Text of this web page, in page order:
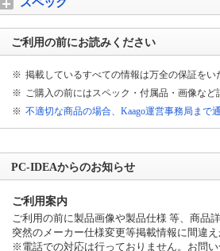
不具合等のご連絡をいただく際に、症状、商品の
ご利用の前にお読みください
※ 掲載しているすべての情報は万全の保証をい
※ ご購入の前にはスペック・付属品・画像など
※ 不適切な商品の場合、Kaago運営事務局まで
PC-IDEAからのお知らせ
ご利用案内
ご利用の前に製品画像や製品仕様 等、商品
突然のメーカー仕様変更等掲載情報に間違
※電話での対応は行っておりません。お問